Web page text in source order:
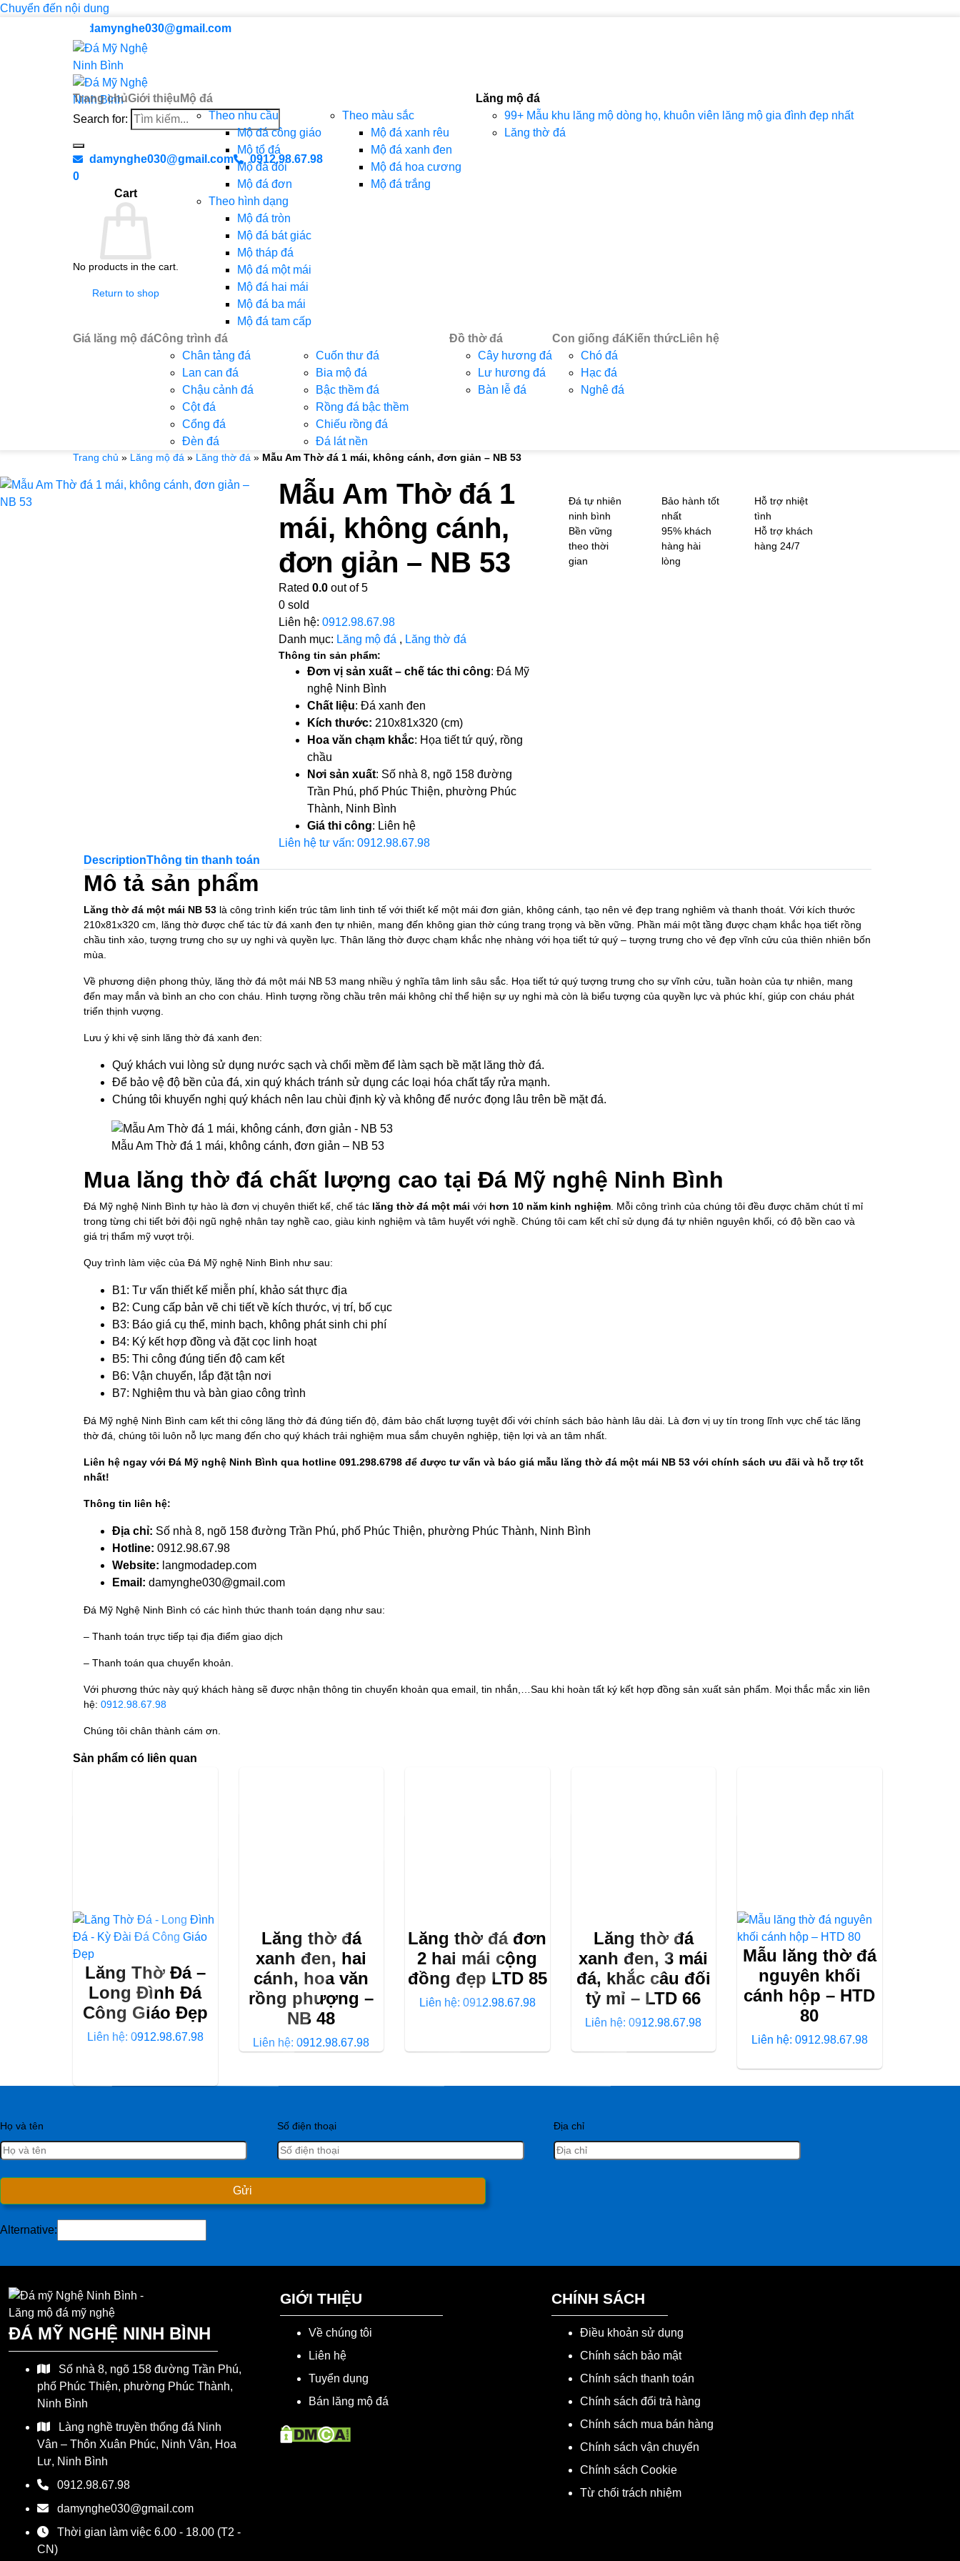
Chuyển đến nội dung
damynghe030@gmail.com
Search for:
damynghe030@gmail.com
0912.98.67.98
0
Cart
No products in the cart.
Return to shop
Trang chủGiới thiệu Mộ đá
Theo nhu cầu
Mộ đá công giáo
Mộ tổ đá
Mộ đá đôi
Mộ đá đơn
Theo màu sắc
Mộ đá xanh rêu
Mộ đá xanh đen
Mộ đá hoa cương
Mộ đá trắng
Theo hình dạng
Mộ đá tròn
Mộ đá bát giác
Mộ tháp đá
Mộ đá một mái
Mộ đá hai mái
Mộ đá ba mái
Mộ đá tam cấp
Lăng mộ đá
99+ Mẫu khu lăng mộ dòng họ, khuôn viên lăng mộ gia đình đẹp nhất
Lăng thờ đá
Giá lăng mộ đáCông trình đá
Chân tảng đá
Cuốn thư đá
Lan can đá
Bia mộ đá
Chậu cảnh đá
Bậc thềm đá
Cột đá
Rồng đá bậc thềm
Cổng đá
Chiếu rồng đá
Đèn đá
Đá lát nền
Đồ thờ đá
Cây hương đá
Lư hương đá
Bàn lễ đá
Con giống đá
Chó đá
Hạc đá
Nghê đá
Kiến thứcLiên hệ
Trang chủ » Lăng mộ đá » Lăng thờ đá » Mẫu Am Thờ đá 1 mái, không cánh, đơn giản – NB 53
Mẫu Am Thờ đá 1
mái, không cánh,
đơn giản – NB 53
Rated 0.0 out of 5
0 sold
Liên hệ: 0912.98.67.98
Danh mục: Lăng mộ đá , Lăng thờ đá
Thông tin sản phẩm:
Đơn vị sản xuất – chế tác thi công: Đá Mỹ
nghệ Ninh Bình
Chất liệu: Đá xanh đen
Kích thước: 210x81x320 (cm)
Hoa văn chạm khắc: Họa tiết tứ quý, rồng
chầu
Nơi sản xuất: Số nhà 8, ngõ 158 đường
Trần Phú, phố Phúc Thiện, phường Phúc
Thành, Ninh Bình
Giá thi công: Liên hệ
Liên hệ tư vấn: 0912.98.67.98
Đá tự nhiên
ninh bình
Bền vững
theo thời
gian
Bảo hành tốt
nhất
95% khách
hàng hài
lòng
Hỗ trợ nhiệt
tình
Hỗ trợ khách
hàng 24/7
DescriptionThông tin thanh toán
Mô tả sản phẩm
Lăng thờ đá một mái NB 53 là công trình kiến trúc tâm linh tinh tế với thiết kế một mái đơn giản, không cánh, tạo nên vẻ đẹp trang nghiêm và thanh thoát. Với kích thước
210x81x320 cm, lăng thờ được chế tác từ đá xanh đen tự nhiên, mang đến không gian thờ cúng trang trọng và bền vững. Phần mái một tầng được chạm khắc họa tiết rồng
chầu tinh xảo, tượng trưng cho sự uy nghi và quyền lực. Thân lăng thờ được chạm khắc nhẹ nhàng với họa tiết tứ quý – tượng trưng cho vẻ đẹp vĩnh cửu của thiên nhiên bốn
mùa.
Về phương diện phong thủy, lăng thờ đá một mái NB 53 mang nhiều ý nghĩa tâm linh sâu sắc. Họa tiết tứ quý tượng trưng cho sự vĩnh cửu, tuần hoàn của tự nhiên, mang
đến may mắn và bình an cho con cháu. Hình tượng rồng chầu trên mái không chỉ thể hiện sự uy nghi mà còn là biểu tượng của quyền lực và phúc khí, giúp con cháu phát
triển thịnh vượng.
Lưu ý khi vệ sinh lăng thờ đá xanh đen:
Quý khách vui lòng sử dụng nước sạch và chổi mềm để làm sạch bề mặt lăng thờ đá.
Để bảo vệ độ bền của đá, xin quý khách tránh sử dụng các loại hóa chất tẩy rửa mạnh.
Chúng tôi khuyến nghị quý khách nên lau chùi định kỳ và không để nước đọng lâu trên bề mặt đá.
Mẫu Am Thờ đá 1 mái, không cánh, đơn giản – NB 53
Mua lăng thờ đá chất lượng cao tại Đá Mỹ nghệ Ninh Bình
Đá Mỹ nghệ Ninh Bình tự hào là đơn vị chuyên thiết kế, chế tác lăng thờ đá một mái với hơn 10 năm kinh nghiệm . Mỗi công trình của chúng tôi đều được chăm chút tỉ mỉ
trong từng chi tiết bởi đội ngũ nghệ nhân tay nghề cao, giàu kinh nghiệm và tâm huyết với nghề. Chúng tôi cam kết chỉ sử dụng đá tự nhiên nguyên khối, có độ bền cao và
giá trị thẩm mỹ vượt trội.
Quy trình làm việc của Đá Mỹ nghệ Ninh Bình như sau:
B1: Tư vấn thiết kế miễn phí, khảo sát thực địa
B2: Cung cấp bản vẽ chi tiết về kích thước, vị trí, bố cục
B3: Báo giá cụ thể, minh bạch, không phát sinh chi phí
B4: Ký kết hợp đồng và đặt cọc linh hoạt
B5: Thi công đúng tiến độ cam kết
B6: Vận chuyển, lắp đặt tận nơi
B7: Nghiệm thu và bàn giao công trình
Đá Mỹ nghệ Ninh Bình cam kết thi công lăng thờ đá đúng tiến độ, đảm bảo chất lượng tuyệt đối với chính sách bảo hành lâu dài. Là đơn vị uy tín trong lĩnh vực chế tác lăng
thờ đá, chúng tôi luôn nỗ lực mang đến cho quý khách trải nghiệm mua sắm chuyên nghiệp, tiện lợi và an tâm nhất.
Liên hệ ngay với Đá Mỹ nghệ Ninh Bình qua hotline 091.298.6798 để được tư vấn và báo giá mẫu lăng thờ đá một mái NB 53 với chính sách ưu đãi và hỗ trợ tốt
nhất!
Thông tin liên hệ:
Địa chỉ: Số nhà 8, ngõ 158 đường Trần Phú, phố Phúc Thiện, phường Phúc Thành, Ninh Bình
Hotline: 0912.98.67.98
Website: langmodadep.com
Email: damynghe030@gmail.com
Đá Mỹ Nghệ Ninh Bình có các hình thức thanh toán dạng như sau:
– Thanh toán trực tiếp tại địa điểm giao dịch
– Thanh toán qua chuyển khoản.
Với phương thức này quý khách hàng sẽ được nhận thông tin chuyển khoản qua email, tin nhắn,…Sau khi hoàn tất ký kết hợp đồng sản xuất sản phẩm. Mọi thắc mắc xin liên
hệ: 0912.98.67.98
Chúng tôi chân thành cám ơn.
Sản phẩm có liên quan
Lăng Thờ Đá –
Long Đình Đá
Công Giáo Đẹp
Liên hệ: 0912.98.67.98
Lăng thờ đá
xanh đen, hai
cánh, hoa văn
rồng phượng –
NB 48
Liên hệ: 0912.98.67.98
Lăng thờ đá đơn
2 hai mái cộng
đồng đẹp LTD 85
Liên hệ: 0912.98.67.98
Lăng thờ đá
xanh đen, 3 mái
đá, khắc câu đối
tỷ mỉ – LTD 66
Liên hệ: 0912.98.67.98
Mẫu lăng thờ đá
nguyên khối
cánh hộp – HTD
80
Liên hệ: 0912.98.67.98
Họ và tên Số điện thoại Địa chỉ
Alternative:
ĐÁ MỸ NGHỆ NINH BÌNH
Số nhà 8, ngõ 158 đường Trần Phú,
phố Phúc Thiện, phường Phúc Thành,
Ninh Bình
Làng nghề truyền thống đá Ninh
Vân – Thôn Xuân Phúc, Ninh Vân, Hoa
Lư, Ninh Bình
0912.98.67.98
damynghe030@gmail.com
Thời gian làm việc 6.00 - 18.00 (T2 -
CN)
GIỚI THIỆU
Về chúng tôi
Liên hệ
Tuyển dụng
Bán lăng mộ đá
CHÍNH SÁCH
Điều khoản sử dụng
Chính sách bảo mật
Chính sách thanh toán
Chính sách đổi trả hàng
Chính sách mua bán hàng
Chính sách vận chuyển
Chính sách Cookie
Từ chối trách nhiệm